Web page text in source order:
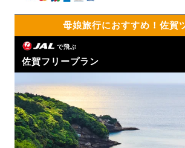
母娘旅行におすすめ！佐賀
で飛ぶ
佐賀フリープラン